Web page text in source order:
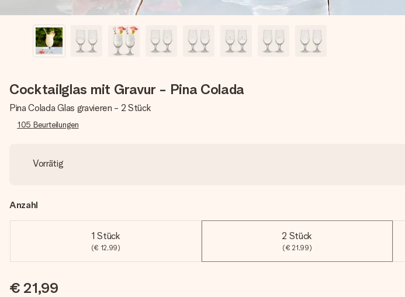
Cocktailglas mit Gravur - Pina Colada
Pina Colada Glas gravieren - 2 Stück
105 Beurteilungen
Vorrätig
Anzahl
1 Stück
(€ 12,99)
2 Stück
(€ 21,99)
€ 21,99